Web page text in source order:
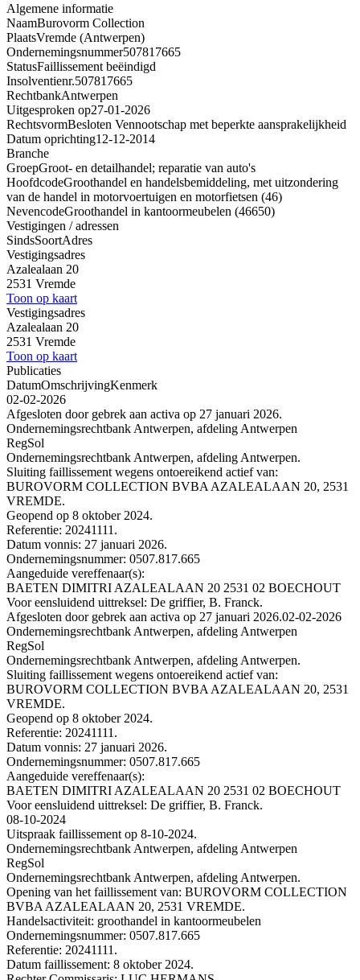
Algemene informatie
NaamBurovorm Collection
PlaatsVremde (Antwerpen)
Ondernemingsnummer507817665
StatusFaillissement beëindigd
Insolventienr.507817665
RechtbankAntwerpen
Uitgesproken op27-01-2026
RechtsvormBesloten Vennootschap met beperkte aansprakelijkheid
Datum oprichting12-12-2014
Branche
GroepGroot- en detailhandel; reparatie van auto's
HoofdcodeGroothandel en handelsbemiddeling, met uitzondering
van de handel in motorvoertuigen en motorfietsen (46)
NevencodeGroothandel in kantoormeubelen (46650)
Vestigingen / adressen
SindsSoortAdres
Vestigingsadres
Azalealaan 20
2531 Vremde
Toon op kaart
Vestigingsadres
Azalealaan 20
2531 Vremde
Toon op kaart
Publicaties
DatumOmschrijvingKenmerk
02-02-2026
Afgesloten door gebrek aan activa op 27 januari 2026.
Ondernemingsrechtbank Antwerpen, afdeling Antwerpen
RegSol
Ondernemingsrechtbank Antwerpen, afdeling Antwerpen.
Sluiting faillissement wegens ontoereikend actief van:
BUROVORM COLLECTION BVBA AZALEALAAN 20, 2531
VREMDE.
Geopend op 8 oktober 2024.
Referentie: 20241111.
Datum vonnis: 27 januari 2026.
Ondernemingsnummer: 0507.817.665
Aangeduide vereffenaar(s):
BAETEN DIMITRI AZALEALAAN 20 2531 02 BOECHOUT
Voor eensluidend uittreksel: De griffier, B. Franck.
Afgesloten door gebrek aan activa op 27 januari 2026.02-02-2026
Ondernemingsrechtbank Antwerpen, afdeling Antwerpen
RegSol
Ondernemingsrechtbank Antwerpen, afdeling Antwerpen.
Sluiting faillissement wegens ontoereikend actief van:
BUROVORM COLLECTION BVBA AZALEALAAN 20, 2531
VREMDE.
Geopend op 8 oktober 2024.
Referentie: 20241111.
Datum vonnis: 27 januari 2026.
Ondernemingsnummer: 0507.817.665
Aangeduide vereffenaar(s):
BAETEN DIMITRI AZALEALAAN 20 2531 02 BOECHOUT
Voor eensluidend uittreksel: De griffier, B. Franck.
08-10-2024
Uitspraak faillissement op 8-10-2024.
Ondernemingsrechtbank Antwerpen, afdeling Antwerpen
RegSol
Ondernemingsrechtbank Antwerpen, afdeling Antwerpen.
Opening van het faillissement van: BUROVORM COLLECTION
BVBA AZALEALAAN 20, 2531 VREMDE.
Handelsactiviteit: groothandel in kantoormeubelen
Ondernemingsnummer: 0507.817.665
Referentie: 20241111.
Datum faillissement: 8 oktober 2024.